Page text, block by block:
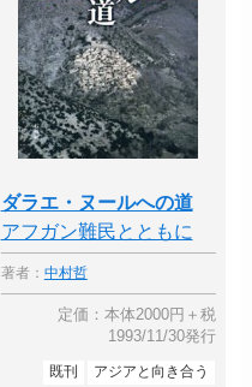
ダラエ・ヌールへの道
アフガン難民とともに
著者： 中村哲
定価：本体2000円＋税
1993/11/30発行
既刊
アジアと向き合う